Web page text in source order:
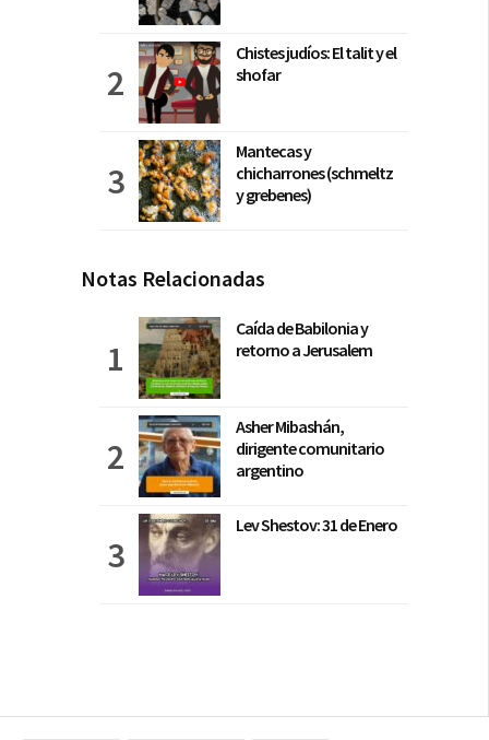
Chistes judíos: El talit y el
shofar
Mantecas y
chicharrones (schmeltz
y grebenes)
Notas Relacionadas
Caída de Babilonia y
retorno a Jerusalem
Asher Mibashán,
dirigente comunitario
argentino
Lev Shestov: 31 de Enero